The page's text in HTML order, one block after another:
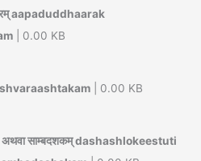
aapaduddhaarak
| 0.00 KB
| 0.00 KB
अथवा साम्बदशकम् dashashlokeestuti